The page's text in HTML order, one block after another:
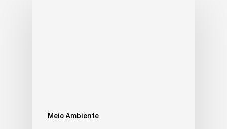
Meio Ambiente